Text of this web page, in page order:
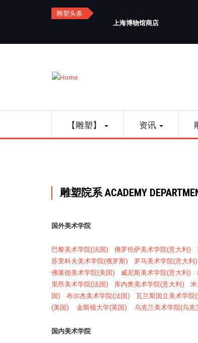
雕塑头条
上海博物馆商店
navigation
【雕塑】 资讯
雕塑院系 ACADEMY
国外美术学院
巴黎美术学院(法国) 佛罗伦萨美术学院(意大利)
苏里科夫美术学院(俄罗斯)
罗马美术学院(意大利)
佛莱德美术学院(美国)
威尼斯美术学院(意大利)
里昂美术学院(法国)
库内奥美术学院(意大利)
国)
布尔杰美术学院(法国) 瓦兰斯国立美术学院
(美国)
金斯顿大学(英国) 乌克兰美术学院(乌克
国内美术学院